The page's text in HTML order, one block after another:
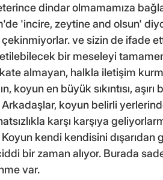
dindar olmamamıza
'incire, zeytine and olsun'
ve sizin de ifade
bir meseleyi
almayan, halkla iletişim
koyun en büyük sıkıntısı,
Arkadaşlar, koyun belirli
karşı karşıya
kendi kendisini dışarıdan
bir zaman alıyor. Burada
var.